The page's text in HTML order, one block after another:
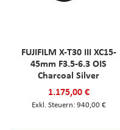
FUJIFILM X-T30 III XC15-
45mm F3.5-6.3 OIS
Charcoal Silver
1.175,00 €
940,00 €